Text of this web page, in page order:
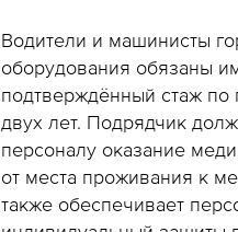
Водители и машинисты
оборудования обязаны
подтверждённый стаж
двух лет. Подрядчик
персоналу оказание
от места проживания к
также обеспечивает